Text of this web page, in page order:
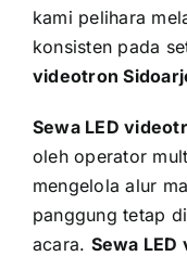
kami pelihara
konsisten pada
videotron
Sewa LED
oleh operator
mengelola alur
panggung tetap
acara. Sewa